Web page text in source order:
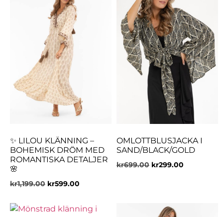
✨ LILOU KLÄNNING –
BOHEMISK DRÖM MED
ROMANTISKA DETALJER
🌸
kr1,199.00 kr599.00
OMLOTTBLUSJACKA I
SAND/BLACK/GOLD
kr699.00 kr299.00